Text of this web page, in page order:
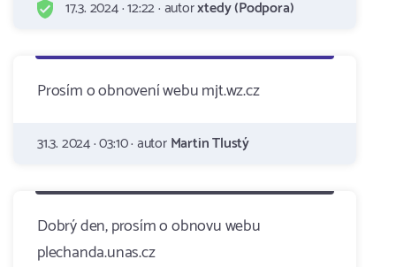
17.3. 2024 · 12:22 · autorxtedy (Podpora)
Prosím o obnovení webu mjt.wz.cz
31.3. 2024 · 03:10 · autorMartin Tlustý
Dobrý den, prosím o obnovu webu
plechanda.unas.cz